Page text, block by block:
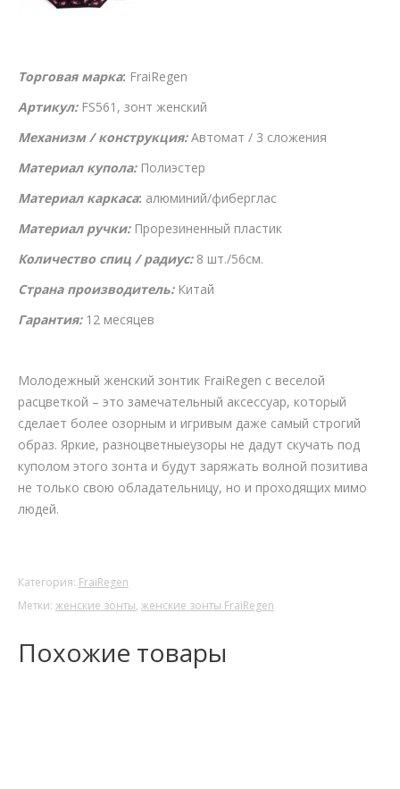
Торговая марка: FraiRegen
Артикул: FS561, зонт женский
Механизм / конструкция:Автомат / 3 сложения
Материал купола:Полиэстер
Материал каркаса: алюминий/фиберглас
Материал ручки:Прорезиненный пластик
Количество спиц / радиус:8 шт./56см.
Страна производитель:Китай
Гарантия: 12 месяцев
Молодежный женский зонтик FraiRegen с веселой
расцветкой – это замечательный аксессуар, который
сделает более озорным и игривым даже самый строгий
образ. Яркие, разноцветныеузоры не дадут скучать под
куполом этого зонта и будут заряжать волной позитива
не только свою обладательницу, но и проходящих мимо
людей.
Категория: FraiRegen
Метки: женские зонты, женские зонты FraiRegen
Похожие товары